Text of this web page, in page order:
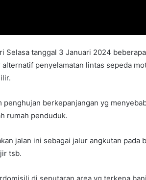
Selasa tanggal 3 Januari 2024
penyelamatan lintas sepeda
berkepanjangan yg
rumah penduduk.
jalan ini sebagai jalur angkutan pada
tsb.